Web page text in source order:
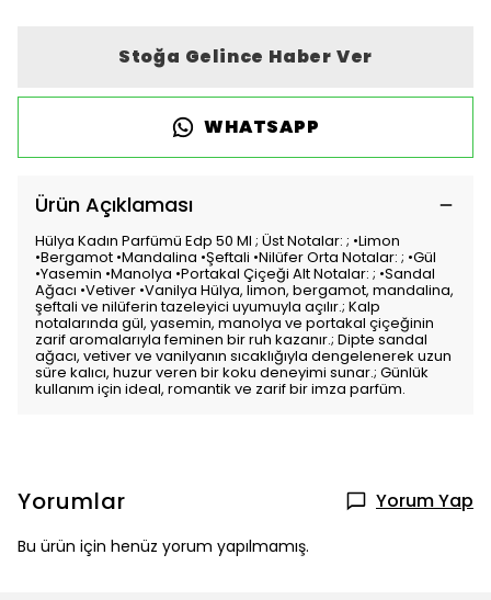
Stoğa Gelince Haber Ver
WHATSAPP
Ürün Açıklaması
Hülya Kadın Parfümü Edp 50 Ml ; Üst Notalar: ; •Limon
•Bergamot •Mandalina •Şeftali •Nilüfer Orta Notalar: ; •Gül
•Yasemin •Manolya •Portakal Çiçeği Alt Notalar: ; •Sandal
Ağacı •Vetiver •Vanilya Hülya, limon, bergamot, mandalina,
şeftali ve nilüferin tazeleyici uyumuyla açılır.; Kalp
notalarında gül, yasemin, manolya ve portakal çiçeğinin
zarif aromalarıyla feminen bir ruh kazanır.; Dipte sandal
ağacı, vetiver ve vanilyanın sıcaklığıyla dengelenerek uzun
süre kalıcı, huzur veren bir koku deneyimi sunar.; Günlük
kullanım için ideal, romantik ve zarif bir imza parfüm.
Yorumlar Yorum Yap
Bu ürün için henüz yorum yapılmamış.